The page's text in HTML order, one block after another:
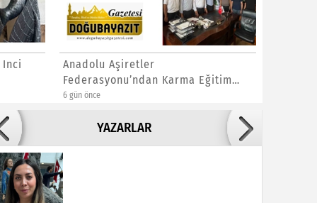
Inci
Anadolu Aşiretler
Federasyonu’ndan Karma Eğitim
Açıklaması
6 gün önce
YAZARLAR
Bu Şehrin Ortasında Çürüyen Bir Yapı Var